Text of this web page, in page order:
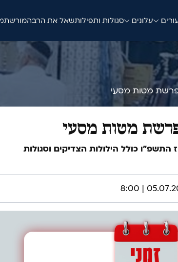
המורשתשאל את הרבסגולות ותפילות עלונים
פרשת מטות מסעי
פרשת מטות מסעי
התשפ"ו כולל הילולות הצדיקים וסגולות